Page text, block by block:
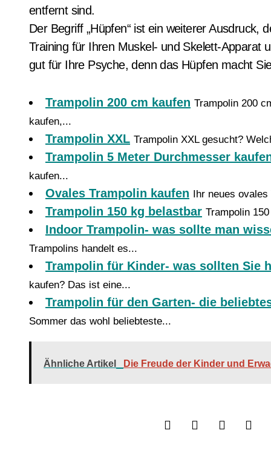
entfernt sind.
Der Begriff „Hüpfen“ ist ein weiterer Ausdruck,
Training für Ihren Muskel- und Skelett-Apparat
gut für Ihre Psyche, denn das Hüpfen macht
Trampolin 200 cm kaufen Trampolin 200
kaufen,...
Trampolin XXL Trampolin XXL gesucht?
Trampolin 5 Meter Durchmesser
kaufen...
Ovales Trampolin kaufen Ihr neues
Trampolin 150 kg belastbar Trampolin
Indoor Trampolin- was sollte man
Trampolins handelt es...
Trampolin für Kinder- was sollten Sie
kaufen? Das ist eine...
Trampolin für den Garten- die
Sommer das wohl beliebteste...
Ähnliche Artikel Die Freude der Kinder und